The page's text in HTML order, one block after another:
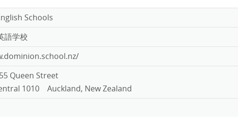
Schools
語学校
Queen Street
1010 Auckland, New Zealand